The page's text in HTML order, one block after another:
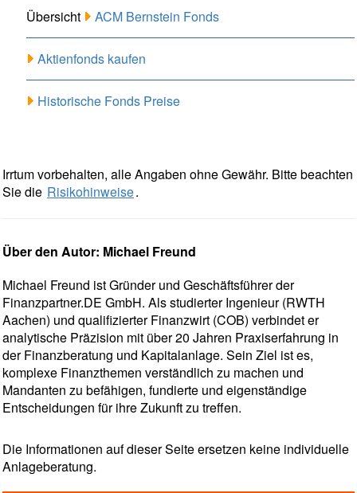
Übersicht ACM Bernstein Fonds
Aktienfonds kaufen
Historische Fonds Preise
Irrtum vorbehalten, alle Angaben ohne Gewähr. Bitte beachten
Sie die Risikohinweise.
Über den Autor: Michael Freund
Michael Freund ist Gründer und Geschäftsführer der
Finanzpartner.DE GmbH. Als studierter Ingenieur (RWTH
Aachen) und qualifizierter Finanzwirt (COB) verbindet er
analytische Präzision mit über 20 Jahren Praxiserfahrung in
der Finanzberatung und Kapitalanlage. Sein Ziel ist es,
komplexe Finanzthemen verständlich zu machen und
Mandanten zu befähigen, fundierte und eigenständige
Entscheidungen für ihre Zukunft zu treffen.
Die Informationen auf dieser Seite ersetzen keine individuelle
Anlageberatung.